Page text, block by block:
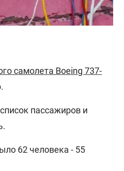
самолета Boeing 737-
пассажиров и
62 человека - 55